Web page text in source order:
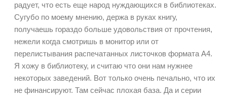
радует, что есть еще народ нуждающихся в библиотеках.
Сугубо по моему мнению, держа в руках книгу,
получаешь гораздо больше удовольствия от прочтения,
нежели когда смотришь в монитор или от
перелистывания распечатанных листочков формата А4.
Я хожу в библиотеку, и считаю что они нам нужнее
некоторых заведений. Вот только очень печально, что их
не финансируют. Там сейчас плохая база. Да и серии